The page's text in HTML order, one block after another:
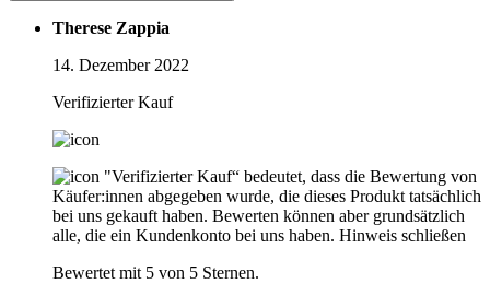
Therese Zappia
14. Dezember 2022
Verifizierter Kauf
"Verifizierter Kauf“ bedeutet, dass die Bewertung von
Käufer:innen abgegeben wurde, die dieses Produkt tatsächlich
bei uns gekauft haben. Bewerten können aber grundsätzlich
alle, die ein Kundenkonto bei uns haben. Hinweis schließen
Bewertet mit 5 von 5 Sternen.